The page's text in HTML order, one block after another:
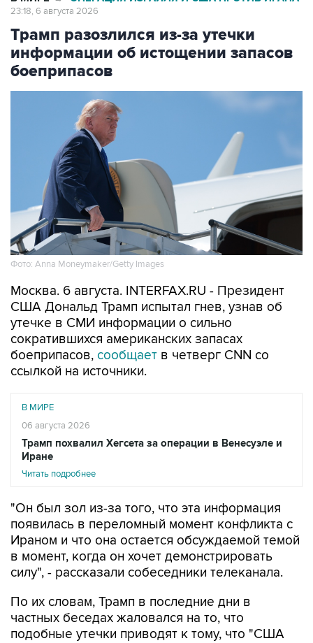
23:18, 6 августа 2026
Трамп разозлился из-за утечки
информации об истощении запасов
боеприпасов
Фото: Anna Moneymaker/Getty Images
Москва. 6 августа. INTERFAX.RU - Президент
США Дональд Трамп испытал гнев, узнав об
утечке в СМИ информации о сильно
сократившихся американских запасах
боеприпасов, сообщает в четверг CNN со
ссылкой на источники.
В МИРЕ
06 августа 2026
Трамп похвалил Хегсета за операции в Венесуэле и
Иране
Читать подробнее
"Он был зол из-за того, что эта информация
появилась в переломный момент конфликта с
Ираном и что она остается обсуждаемой темой
в момент, когда он хочет демонстрировать
силу", - рассказали собеседники телеканала.
По их словам, Трамп в последние дни в
частных беседах жаловался на то, что
подобные утечки приводят к тому, что "США